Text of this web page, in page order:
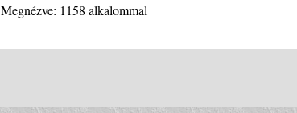
Megnézve: 1158 alkalommal